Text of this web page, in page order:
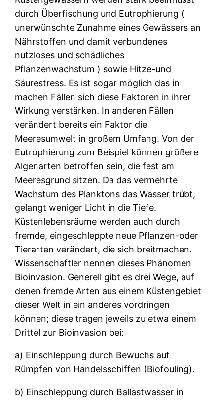
durch Überfischung und Eutrophierung (
unerwünschte Zunahme eines Gewässers an
Nährstoffen und damit verbundenes
nutzloses und schädliches
Pflanzenwachstum ) sowie Hitze-und
Säurestress. Es ist sogar möglich das in
machen Fällen sich diese Faktoren in ihrer
Wirkung verstärken. In anderen Fällen
verändert bereits ein Faktor die
Meeresumwelt in großem Umfang. Von der
Eutrophierung zum Beispiel können größere
Algenarten betroffen sein, die fest am
Meeresgrund sitzen. Da das vermehrte
Wachstum des Planktons das Wasser trübt,
gelangt weniger Licht in die Tiefe.
Küstenlebensräume werden auch durch
fremde, eingeschleppte neue Pflanzen-oder
Tierarten verändert, die sich breitmachen.
Wissenschaftler nennen dieses Phänomen
Bioinvasion. Generell gibt es drei Wege, auf
denen fremde Arten aus einem Küstengebiet
dieser Welt in ein anderes vordringen
können; diese tragen jeweils zu etwa einem
Drittel zur Bioinvasion bei:
a) Einschleppung durch Bewuchs auf
Rümpfen von Handelsschiffen (Biofouling).
b) Einschleppung durch Ballastwasser in